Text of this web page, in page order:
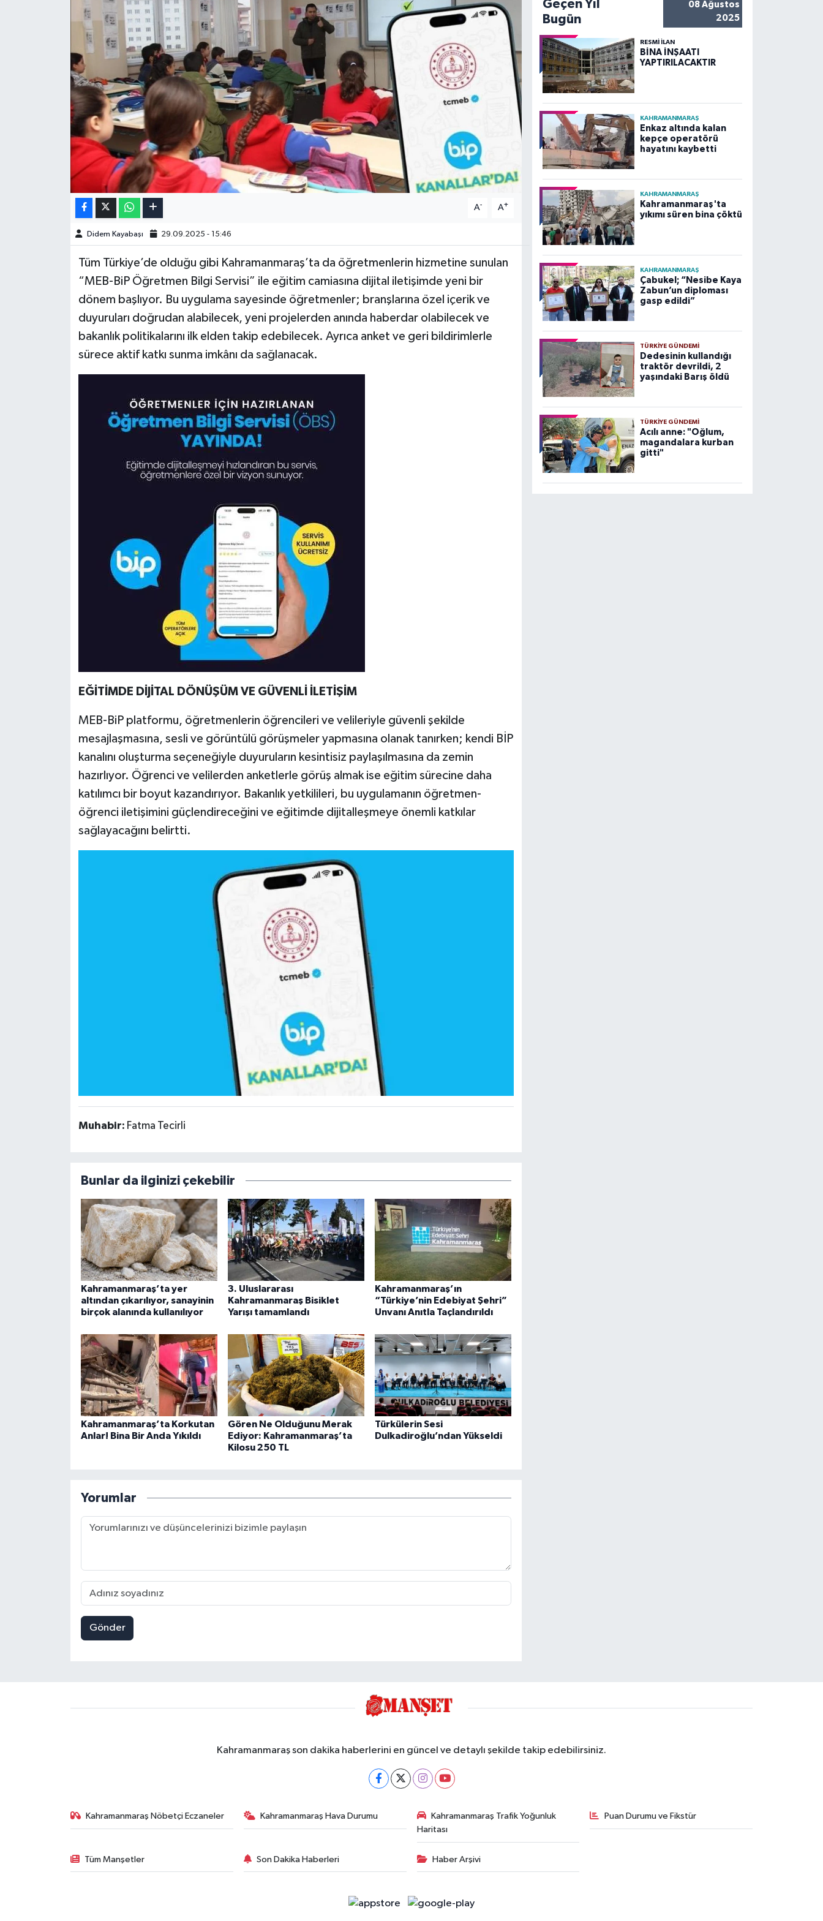
A- A+
Didem Kayabaşı 29.09.2025 - 15:46
Tüm Türkiye’de olduğu gibi Kahramanmaraş’ta da öğretmenlerin hizmetine sunulan
“MEB-BiP Öğretmen Bilgi Servisi” ile eğitim camiasına dijital iletişimde yeni bir
dönem başlıyor. Bu uygulama sayesinde öğretmenler; branşlarına özel içerik ve
duyuruları doğrudan alabilecek, yeni projelerden anında haberdar olabilecek ve
bakanlık politikalarını ilk elden takip edebilecek. Ayrıca anket ve geri bildirimlerle
sürece aktif katkı sunma imkânı da sağlanacak.
EĞİTİMDE DİJİTAL DÖNÜŞÜM VE GÜVENLİ İLETİŞİM
MEB-BiP platformu, öğretmenlerin öğrencileri ve velileriyle güvenli şekilde
mesajlaşmasına, sesli ve görüntülü görüşmeler yapmasına olanak tanırken; kendi BİP
kanalını oluşturma seçeneğiyle duyuruların kesintisiz paylaşılmasına da zemin
hazırlıyor. Öğrenci ve velilerden anketlerle görüş almak ise eğitim sürecine daha
katılımcı bir boyut kazandırıyor. Bakanlık yetkilileri, bu uygulamanın öğretmen-
öğrenci iletişimini güçlendireceğini ve eğitimde dijitalleşmeye önemli katkılar
sağlayacağını belirtti.
Muhabir: Fatma Tecirli
Bunlar da ilginizi çekebilir
Kahramanmaraş’ta yer
altından çıkarılıyor, sanayinin
birçok alanında kullanılıyor
3. Uluslararası
Kahramanmaraş Bisiklet
Yarışı tamamlandı
Kahramanmaraş’ın
“Türkiye’nin Edebiyat Şehri”
Unvanı Anıtla Taçlandırıldı
Kahramanmaraş’ta Korkutan
Anlar! Bina Bir Anda Yıkıldı
Gören Ne Olduğunu Merak
Ediyor: Kahramanmaraş’ta
Kilosu 250 TL
Türkülerin Sesi
Dulkadiroğlu’ndan Yükseldi
Yorumlar
Gönder
Geçen Yıl
Bugün
08 Ağustos
2025
RESMİ İLAN
BİNA İNŞAATI
YAPTIRILACAKTIR
KAHRAMANMARAŞ
Enkaz altında kalan
kepçe operatörü
hayatını kaybetti
KAHRAMANMARAŞ
Kahramanmaraş'ta
yıkımı süren bina çöktü
KAHRAMANMARAŞ
Çabukel; “Nesibe Kaya
Zabun’un diploması
gasp edildi”
TÜRKIYE GÜNDEMI
Dedesinin kullandığı
traktör devrildi, 2
yaşındaki Barış öldü
TÜRKIYE GÜNDEMI
Acılı anne: "Oğlum,
magandalara kurban
gitti"
Kahramanmaraş son dakika haberlerini en güncel ve detaylı şekilde takip edebilirsiniz.
Kahramanmaraş Nöbetçi Eczaneler Kahramanmaraş Hava Durumu
Kahramanmaraş Trafik Yoğunluk
Haritası
Puan Durumu ve Fikstür
Tüm Manşetler Son Dakika Haberleri Haber Arşivi